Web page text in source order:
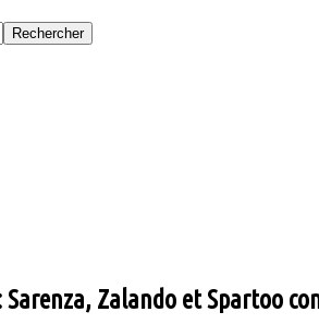
Sarenza, Zalando et Spartoo